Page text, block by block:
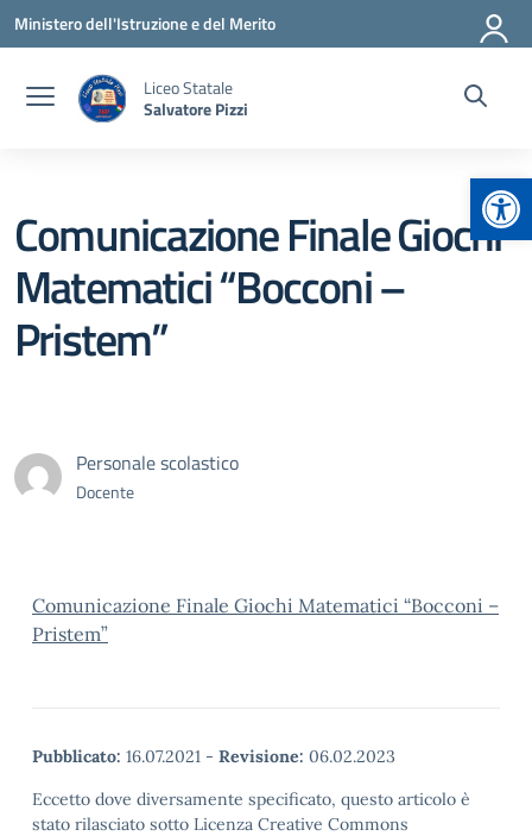
Vai ai contenuti
Vai al menu di navigazione
Vai al footer
Ministero dell'Istruzione e del Merito
Liceo Statale
Salvatore Pizzi
Comunicazione Finale Giochi
Matematici “Bocconi –
Pristem”
Personale scolastico
Docente
Comunicazione Finale Giochi Matematici “Bocconi –
Pristem”
Pubblicato: 16.07.2021 - Revisione: 06.02.2023
Eccetto dove diversamente specificato, questo articolo è
stato rilasciato sotto Licenza Creative Commons